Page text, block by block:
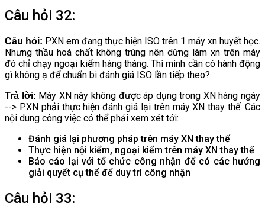
Câu hỏi 32:
Câu hỏi: PXN em đang thực hiện ISO trên 1 máy xn huyết học.
Nhưng thầu hoá chất không trúng nên dừng làm xn trên máy
đó chỉ chạy ngoại kiểm hàng tháng. Thì mình cần có hành động
gì không ạ để chuẩn bi đánh giá ISO lần tiếp theo?
Trả lời: Máy XN này không được áp dụng trong XN hàng ngày
--> PXN phải thực hiện đánh giá lại trên máy XN thay thế. Các
nội dung công việc có thể phải xem xét tới:
Đánh giá lại phương pháp trên máy XN thay thế
Thực hiện nội kiểm, ngoại kiểm trên máy XN thay thế
Báo cáo lại với tổ chức công nhận để có các hướng
giải quyết cụ thể để duy trì công nhận
Câu hỏi 33: